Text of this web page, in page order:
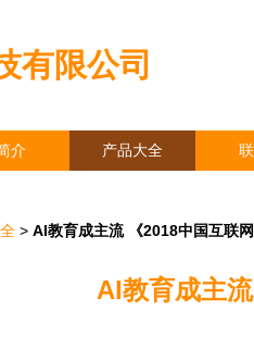
有限公司
介 产品大全
> AI教育成主流 《2018中国互联
AI教育成主